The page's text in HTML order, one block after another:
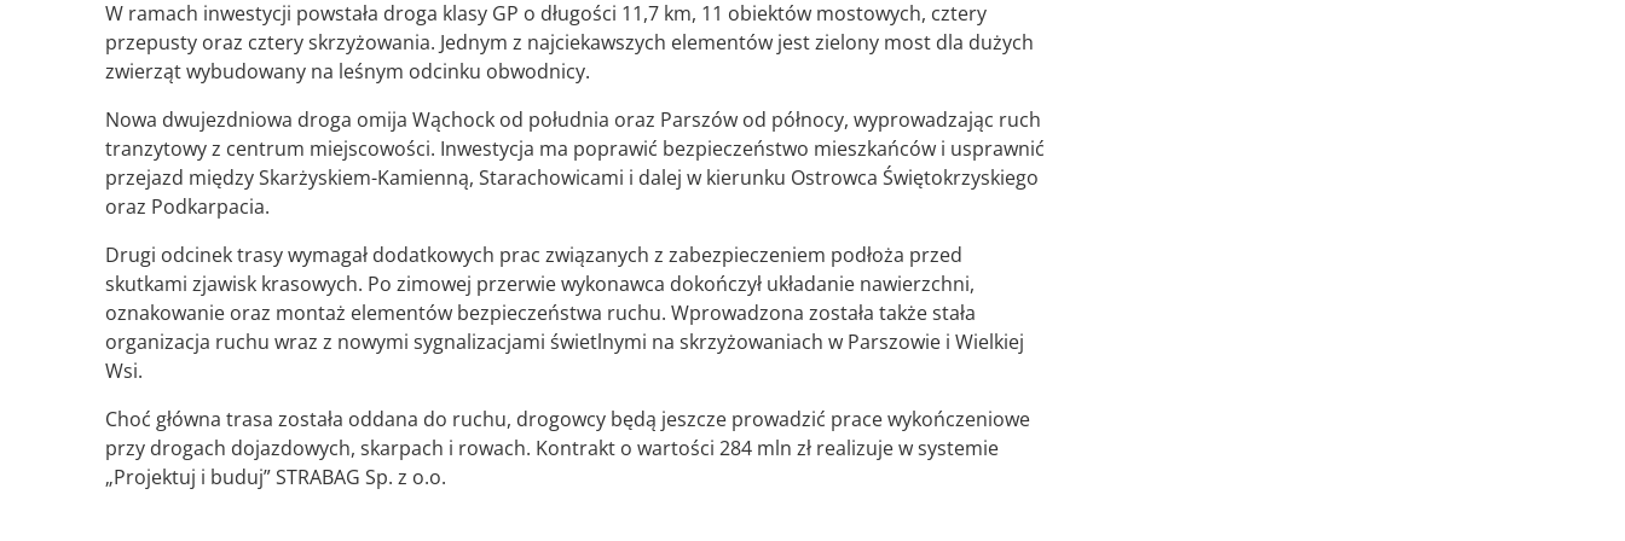
W ramach inwestycji powstała droga klasy GP o długości 11,7 km, 11 obiektów mostowych, cztery
przepusty oraz cztery skrzyżowania. Jednym z najciekawszych elementów jest zielony most dla dużych
zwierząt wybudowany na leśnym odcinku obwodnicy.
Nowa dwujezdniowa droga omija Wąchock od południa oraz Parszów od północy, wyprowadzając ruch
tranzytowy z centrum miejscowości. Inwestycja ma poprawić bezpieczeństwo mieszkańców i usprawnić
przejazd między Skarżyskiem-Kamienną, Starachowicami i dalej w kierunku Ostrowca Świętokrzyskiego
oraz Podkarpacia.
Drugi odcinek trasy wymagał dodatkowych prac związanych z zabezpieczeniem podłoża przed
skutkami zjawisk krasowych. Po zimowej przerwie wykonawca dokończył układanie nawierzchni,
oznakowanie oraz montaż elementów bezpieczeństwa ruchu. Wprowadzona została także stała
organizacja ruchu wraz z nowymi sygnalizacjami świetlnymi na skrzyżowaniach w Parszowie i Wielkiej
Wsi.
Choć główna trasa została oddana do ruchu, drogowcy będą jeszcze prowadzić prace wykończeniowe
przy drogach dojazdowych, skarpach i rowach. Kontrakt o wartości 284 mln zł realizuje w systemie
„Projektuj i buduj” STRABAG Sp. z o.o.